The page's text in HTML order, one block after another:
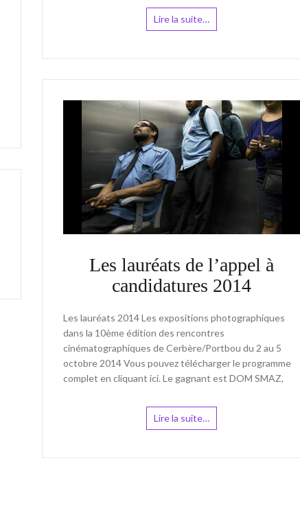
Lire la suite…
Les lauréats de l’appel à
candidatures 2014
Les lauréats 2014 Les expositions photographiques
dans la 10ème édition des rencontres
cinématographiques de Cerbère/Portbou du 2 au 5
octobre 2014 Vous pouvez télécharger le programme
complet en cliquant ici. Le gagnant est DOM SMAZ,
Lire la suite…